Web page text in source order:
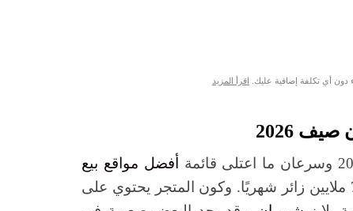
دون أي تكلفة إضافية عليك. اقرأ المزيد
2026
أفضل مواقع بيع
عالميًا، حيث يزوره نحو 7 ملايين زائر شهريًا. وكون المتجر يحتوي على